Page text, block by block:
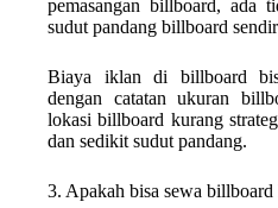
pemasangan billboard, ada
sudut pandang billboard
Biaya iklan di billboard
dengan catatan ukuran
lokasi billboard kurang
dan sedikit sudut pandang.
3. Apakah bisa sewa billboard